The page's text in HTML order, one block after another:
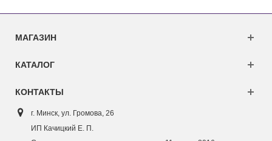
МАГАЗИН
КАТАЛОГ
КОНТАКТЫ
г. Минск, ул. Громова, 26
ИП Качицкий Е. П.